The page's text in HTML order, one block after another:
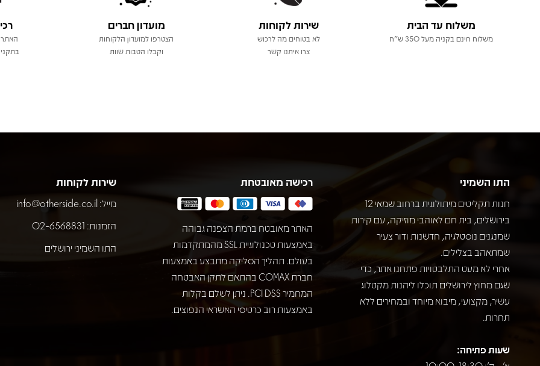
משלוח עד הבית
משלוח חינם בקניה מעל 350 ש"ח
שירות לקוחות
לא בטוחים מה לרכוש
צרו איתנו קשר
מועדון חברים
הצטרפו למועדון הלקוחות
וקבלו הטבות שוות
התו השמיני
חנות תקליטים מיתולוגית ברחוב שמאי 12
בירושלים, בית חם לאוהבי מוזיקה, עם קירות
שמנגנים נוסטלגיה, חדשנות ודור צעיר
שמתאהב בצלילים.
אחרי לא מעט התלבטויות פתחנו אתר, כדי
שגם מחוץ לירושלים תוכלו ליהנות מקטלוג
עשיר, מקצועי, מיבוא מיוחד ובמחירים ללא
תחרות.
שעות פתיחה:
רכישה מאובטחת
האתר מאובטח ברמת הצפנה גבוהה
באמצעות טכנולוגיית SSL מהמתקדמות
בעולם. תהליך הסליקה מתבצע באמצעות
חברת COMAX בהתאם לתקן האבטחה
המחמיר PCI DSS. ניתן לשלם בקלות
באמצעות רוב כרטיסי האשראי הנפוצים.
שירות לקוחות
מייל: info@otherside.co.il
הזמנות: 02-6568831
התו השמיני ירושלים